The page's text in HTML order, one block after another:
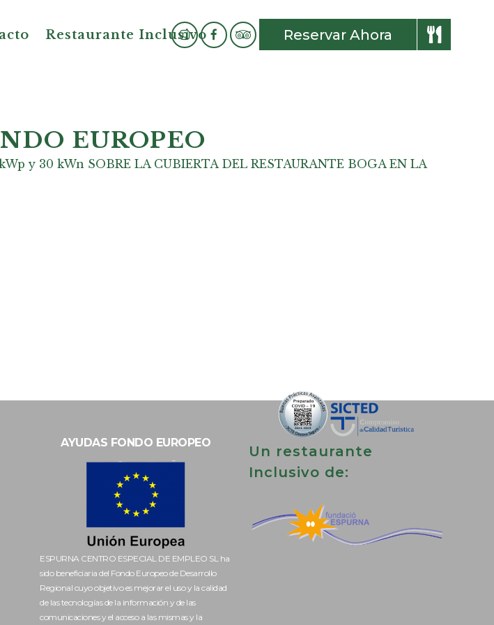
Reservar Ahora
Restaurante Inclusivo
EUROPEO
y 30 kWn SOBRE LA CUBIERTA DEL RESTAURANTE BOGA EN LA
AYUDAS FONDO EUROPEO
ESPURNA CENTRO ESPECIAL DE EMPLEO SL ha
sido beneficiaria del Fondo Europeo de Desarrollo
Regional cuyo objetivo es mejorar el uso y la calidad
de las tecnologías de la información y de las
comunicaciones y el acceso a las mismas y la
Un restaurante
Inclusivo de: